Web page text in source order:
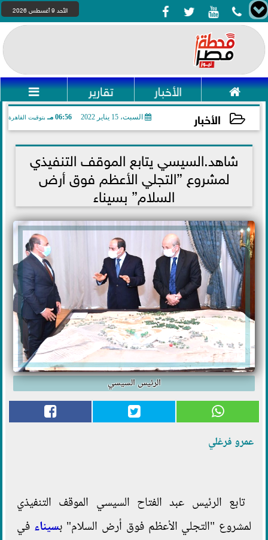
    الأحد 9 أغسطس 2026
 الأخبار تقارير 
الأخبار السبت، 15 يناير 2022 06:56 مـ بتوقيت القاهرة
2022-01-15 18:56:40شاهد.السيسي يتابع الموقف التنفيذي
لمشروع ”التجلي الأعظم فوق أرض
السلام” بسيناء
الرئيس السيسي
عمرو فرغلي
تابع الرئيس عبد الفتاح السيسي الموقف التنفيذي
لمشروع "التجلي الأعظم فوق أرض السلام" بسيناء في